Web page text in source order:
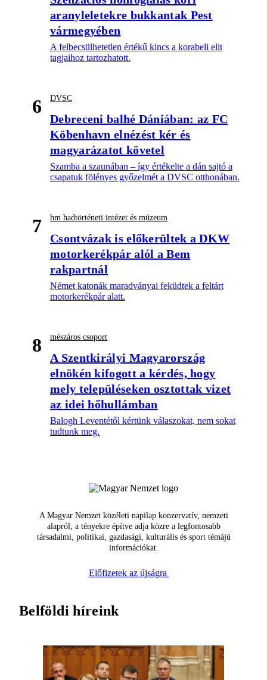
aranyleletekre bukkantak Pest
vármegyében
A felbecsülhetetlen értékű kincs a korabeli elit
tagjaihoz tartozhatott.
6 DVSC
Debreceni balhé Dániában: az FC
Köbenhavn elnézést kér és
magyarázatot követel
Szamba a szaunában – így értékelte a dán sajtó a
csapatuk fölényes győzelmét a DVSC otthonában.
7 hm hadtörténeti intézet és múzeum
Csontvázak is előkerültek a DKW
motorkerékpár alól a Bem
rakpartnál
Német katonák maradványai feküdtek a feltárt
motorkerékpár alatt.
8 mészáros csoport
A Szentkirályi Magyarország
elnökén kifogott a kérdés, hogy
mely településeken osztottak vizet
az idei hőhullámban
Balogh Leventétől kértünk válaszokat, nem sokat
tudtunk meg.
A Magyar Nemzet közéleti napilap konzervatív, nemzeti
alapról, a tényekre építve adja közre a legfontosabb
társadalmi, politikai, gazdasági, kulturális és sport témájú
információkat.
Előfizetek az újságra
Belföldi híreink